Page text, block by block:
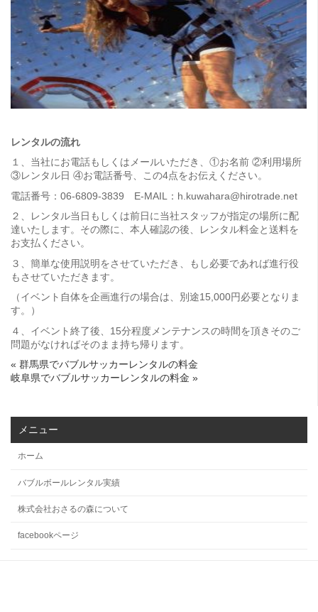
レンタルの流れ
１、当社にお電話もしくはメールいただき、①お名前 ②利用場所
③レンタル日 ④お電話番号、この4点をお伝えください。
電話番号：06-6809-3839 E-MAIL：h.kuwahara@hirotrade.net
２、レンタル当日もしくは前日に当社スタッフが指定の場所に配
達いたします。その際に、本人確認の後、レンタル料金と送料を
お支払ください。
３、簡単な使用説明をさせていただき、もし必要であれば進行役
もさせていただきます。
（イベント自体を企画進行の場合は、別途15,000円必要となりま
す。）
４、イベント終了後、15分程度メンテナンスの時間を頂きそのご
問題がなければそのまま持ち帰ります。
« 群馬県でバブルサッカーレンタルの料金
岐阜県でバブルサッカーレンタルの料金 »
メニュー
ホーム
バブルボールレンタル実績
株式会社おさるの森について
facebookページ